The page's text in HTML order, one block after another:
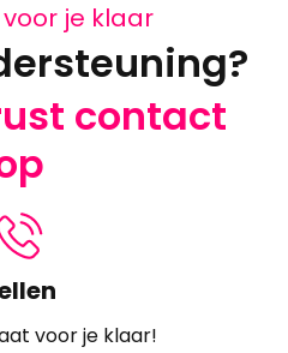
je klaar
contact
voor je klaar!